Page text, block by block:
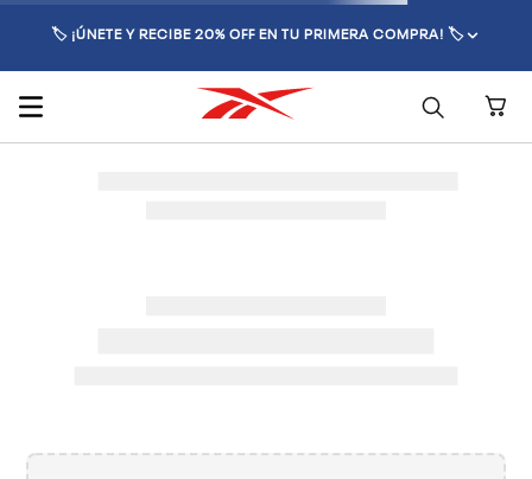
🏷️ ¡ÚNETE Y RECIBE 20% OFF EN TU PRIMERA COMPRA! 🏷️